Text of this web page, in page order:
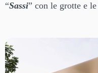
“Sassi” con le grotte e